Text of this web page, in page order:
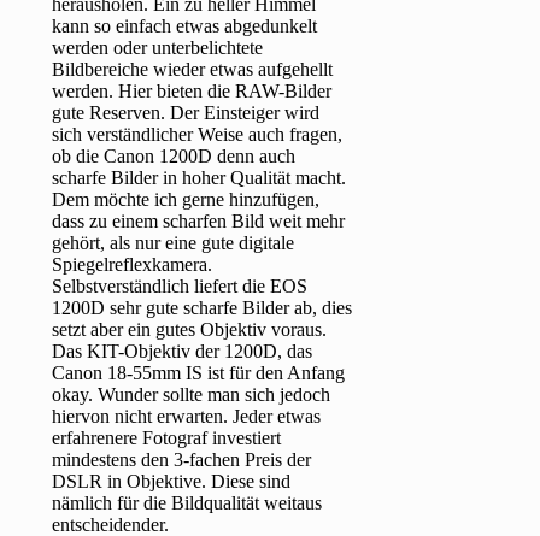
kann so einfach etwas abgedunkelt
werden oder unterbelichtete
Bildbereiche wieder etwas aufgehellt
werden. Hier bieten die RAW-Bilder
gute Reserven. Der Einsteiger wird
sich verständlicher Weise auch fragen,
ob die Canon 1200D denn auch
scharfe Bilder in hoher Qualität macht.
Dem möchte ich gerne hinzufügen,
dass zu einem scharfen Bild weit mehr
gehört, als nur eine gute digitale
Spiegelreflexkamera.
Selbstverständlich liefert die EOS
1200D sehr gute scharfe Bilder ab, dies
setzt aber ein gutes Objektiv voraus.
Das KIT-Objektiv der 1200D, das
Canon 18-55mm IS ist für den Anfang
okay. Wunder sollte man sich jedoch
hiervon nicht erwarten. Jeder etwas
erfahrenere Fotograf investiert
mindestens den 3-fachen Preis der
DSLR in Objektive. Diese sind
nämlich für die Bildqualität weitaus
entscheidender.